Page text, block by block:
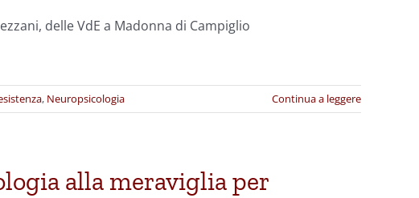
delle VdE a Madonna di Campiglio
, Neuropsicologia Continua a leggere
alla meraviglia per